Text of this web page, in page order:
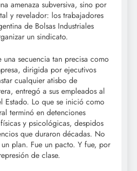
amenaza subversiva, sino por
y revelador: los trabajadores
de Bolsas Industriales
un sindicato.
una secuencia tan precisa como
dirigida por ejecutivos
cualquier atisbo de
entregó a sus empleados al
Estado. Lo que se inició como
terminó en detenciones
y psicológicas, despidos
que duraron décadas. No
plan. Fue un pacto. Y fue, por
de clase.